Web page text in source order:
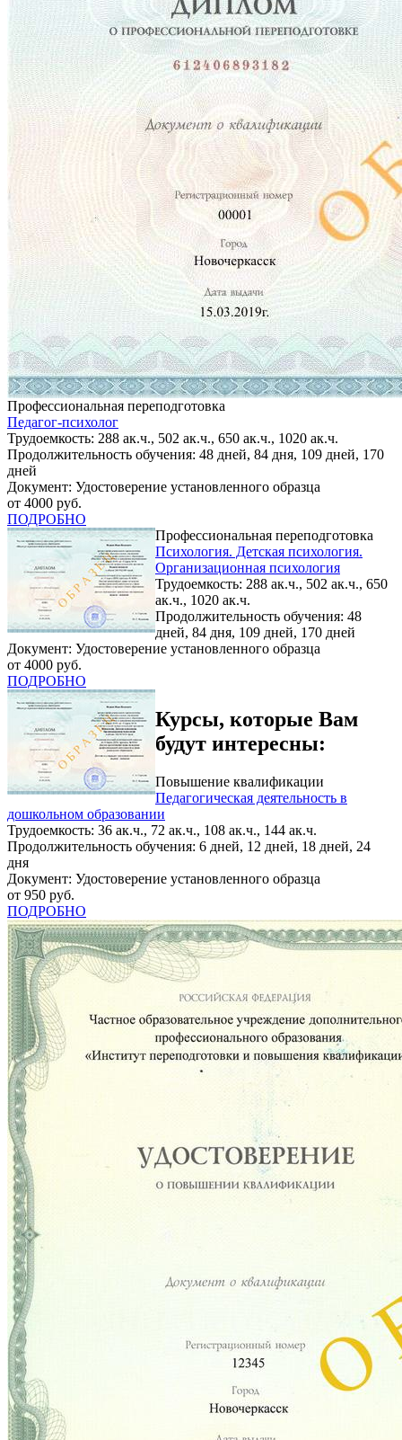
Профессиональная переподготовка
Педагог-психолог
Трудоемкость: 288 ак.ч., 502 ак.ч., 650 ак.ч., 1020 ак.ч.
Продолжительность обучения: 48 дней, 84 дня, 109 дней, 170
дней
Документ: Удостоверение установленного образца
от 4000 руб.
ПОДРОБНО
Профессиональная переподготовка
Психология. Детская психология.
Организационная психология
Трудоемкость: 288 ак.ч., 502 ак.ч., 650
ак.ч., 1020 ак.ч.
Продолжительность обучения: 48
дней, 84 дня, 109 дней, 170 дней
Документ: Удостоверение установленного образца
от 4000 руб.
ПОДРОБНО
Курсы, которые Вам
будут интересны:
Повышение квалификации
Педагогическая деятельность в
дошкольном образовании
Трудоемкость: 36 ак.ч., 72 ак.ч., 108 ак.ч., 144 ак.ч.
Продолжительность обучения: 6 дней, 12 дней, 18 дней, 24
дня
Документ: Удостоверение установленного образца
от 950 руб.
ПОДРОБНО